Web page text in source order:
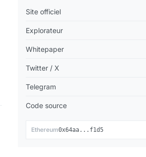
Site officiel
Explorateur
Whitepaper
Twitter / X
Telegram
Code source
Ethereum0x64aa...f1d5